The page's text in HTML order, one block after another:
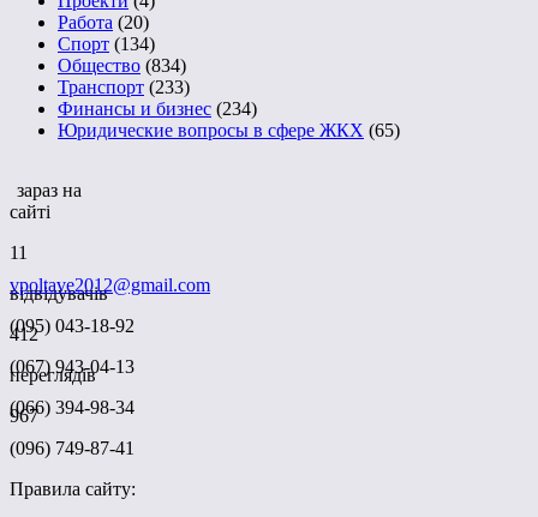
Работа (20)
Спорт (134)
Общество (834)
Транспорт (233)
Финансы и бизнес (234)
Юридические вопросы в сфере ЖКХ (65)
зараз на
сайті
11
відвідувачів
412
переглядів
967
vpoltave2012@gmail.com
(095) 043-18-92
(067) 943-04-13
(066) 394-98-34
(096) 749-87-41
Правила сайту: